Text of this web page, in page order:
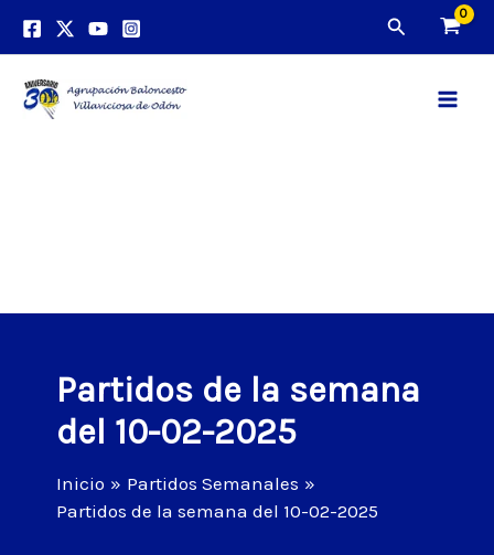
Buscar
Partidos de la semana
del 10-02-2025
Inicio
Partidos Semanales
Partidos de la semana del 10-02-2025